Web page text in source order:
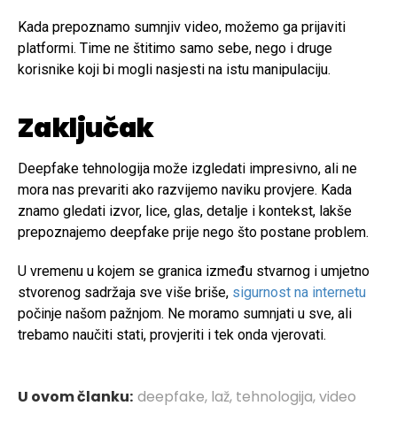
Kada prepoznamo sumnjiv video, možemo ga prijaviti
platformi. Time ne štitimo samo sebe, nego i druge
korisnike koji bi mogli nasjesti na istu manipulaciju.
Zaključak
Deepfake tehnologija može izgledati impresivno, ali ne
mora nas prevariti ako razvijemo naviku provjere. Kada
znamo gledati izvor, lice, glas, detalje i kontekst, lakše
prepoznajemo deepfake prije nego što postane problem.
U vremenu u kojem se granica između stvarnog i umjetno
stvorenog sadržaja sve više briše, sigurnost na internetu
počinje našom pažnjom. Ne moramo sumnjati u sve, ali
trebamo naučiti stati, provjeriti i tek onda vjerovati.
U ovom članku: deepfake, laž, tehnologija,video